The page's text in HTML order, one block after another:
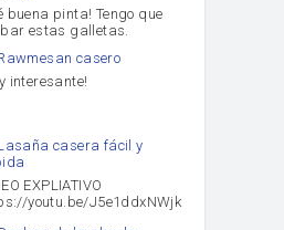
buena pinta! Tengo que
estas galletas.
casero
interesante!
casera fácil y
EXPLIATIVO
youtu.be/J5e1ddxNWjk